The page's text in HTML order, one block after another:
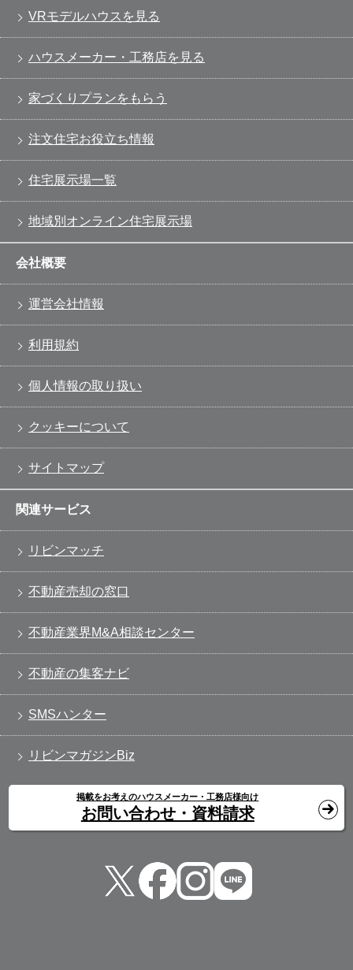
VRモデルハウスを見る
ハウスメーカー・工務店を見る
家づくりプランをもらう
注文住宅お役立ち情報
住宅展示場一覧
地域別オンライン住宅展示場
会社概要
運営会社情報
利用規約
個人情報の取り扱い
クッキーについて
サイトマップ
関連サービス
リビンマッチ
不動産売却の窓口
不動産業界M&A相談センター
不動産の集客ナビ
SMSハンター
リビンマガジンBiz
掲載をお考えのハウスメーカー・工務店様向け
お問い合わせ・資料請求